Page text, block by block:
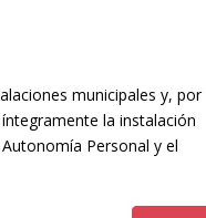
municipales y, por
la instalación
Personal y el